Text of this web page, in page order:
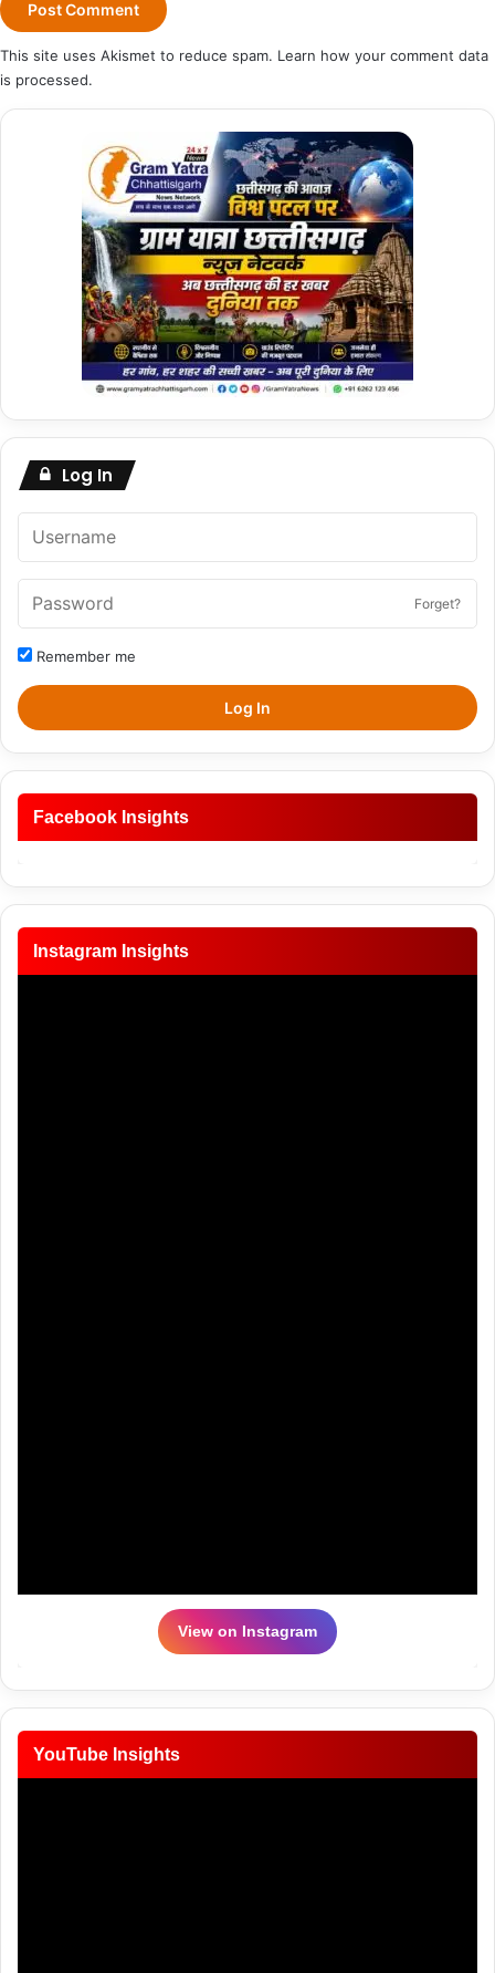
This site uses Akismet to reduce spam. Learn how your comment data
is processed.
Log In
Forget?
Remember me
Log In
Facebook Insights
Instagram Insights
View on Instagram
YouTube Insights